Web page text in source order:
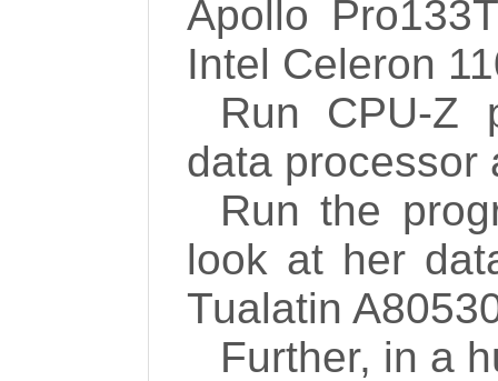
Apollo
Intel Celeron
Run CPU-Z
data processor
Run the
look at her
Tualatin
Further, in a